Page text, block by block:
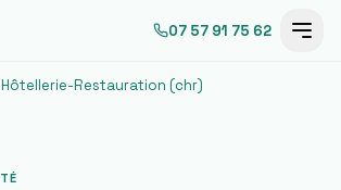
07 57 91 75 62
Hôtellerie-Restauration (chr)